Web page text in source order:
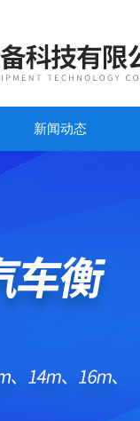
新闻动态